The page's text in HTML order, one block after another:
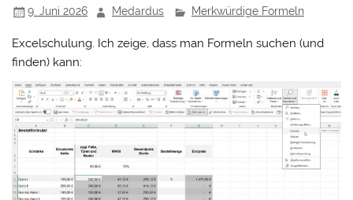
9. Juni 2026 Medardus Merkwürdige Formeln
Excelschulung. Ich zeige, dass man Formeln suchen (und
finden) kann: